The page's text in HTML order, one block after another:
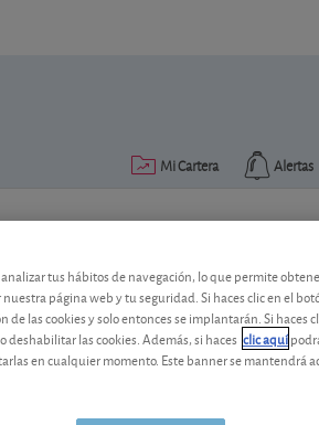
Alertas
Mi Cartera
vende su filial suiza
portugués ha llegado a un
de su filial de banca privada en
tus hábitos de navegación, lo que permite
página web y tu seguridad. Si haces clic en el
las cookies y solo entonces se implantarán. Si haces
las cookies. Además, si haces clic aquí
en cualquier momento. Este banner se mantendrá